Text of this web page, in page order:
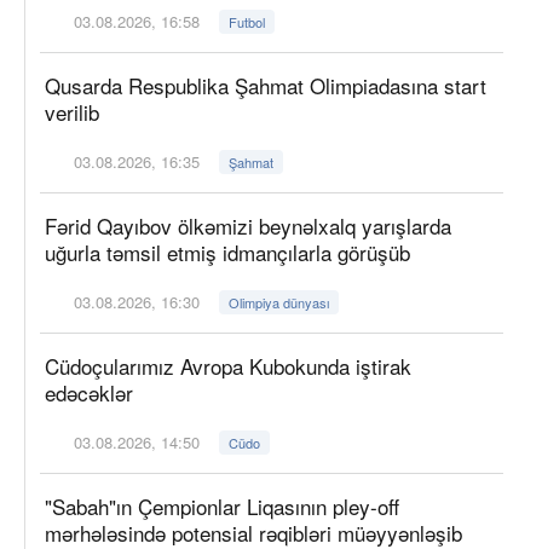
03.08.2026, 16:58 Futbol
Qusarda Respublika Şahmat Olimpiadasına start
verilib
03.08.2026, 16:35 Şahmat
Fərid Qayıbov ölkəmizi beynəlxalq yarışlarda
uğurla təmsil etmiş idmançılarla görüşüb
03.08.2026, 16:30 Olimpiya dünyası
Cüdoçularımız Avropa Kubokunda iştirak
edəcəklər
03.08.2026, 14:50 Cüdo
"Sabah"ın Çempionlar Liqasının pley-off
mərhələsində potensial rəqibləri müəyyənləşib